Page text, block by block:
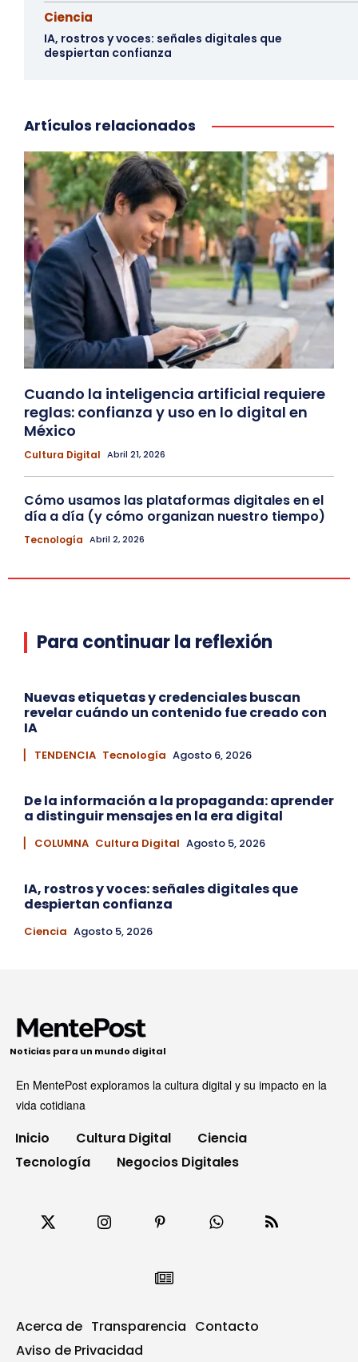
Ciencia
IA, rostros y voces: señales digitales que
despiertan confianza
Artículos relacionados
Cuando la inteligencia artificial requiere
reglas: confianza y uso en lo digital en
México
Cultura Digital Abril 21, 2026
Cómo usamos las plataformas digitales en el
día a día (y cómo organizan nuestro tiempo)
Tecnología Abril 2, 2026
Para continuar la reflexión
Nuevas etiquetas y credenciales buscan
revelar cuándo un contenido fue creado con
IA
▏ TENDENCIA Tecnología Agosto 6, 2026
De la información a la propaganda: aprender
a distinguir mensajes en la era digital
▏ COLUMNA Cultura Digital Agosto 5, 2026
IA, rostros y voces: señales digitales que
despiertan confianza
Ciencia Agosto 5, 2026
Noticias para un mundo digital
En MentePost exploramos la cultura digital y su impacto en la
vida cotidiana
Inicio Cultura Digital
Ciencia
Tecnología
Negocios Digitales
Acerca de Transparencia Contacto
Aviso de Privacidad